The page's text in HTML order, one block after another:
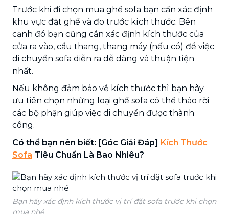
Trước khi đi chọn mua ghế sofa bạn cần xác định
khu vực đặt ghế và đo trước kích thước. Bên
cạnh đó bạn cũng cần xác định kích thước của
cửa ra vào, cầu thang, thang máy (nếu có) để việc
di chuyển sofa diễn ra dễ dàng và thuận tiện
nhất.
Nếu không đảm bảo về kích thước thì bạn hãy
ưu tiên chọn những loại ghế sofa có thể tháo rời
các bộ phận giúp việc di chuyển được thành
công.
Có thể bạn nên biết: [Góc Giải Đáp] Kích Thước
Sofa Tiêu Chuẩn Là Bao Nhiêu?
Bạn hãy xác định kích thước vị trí đặt sofa trước khi chọn
mua nhé